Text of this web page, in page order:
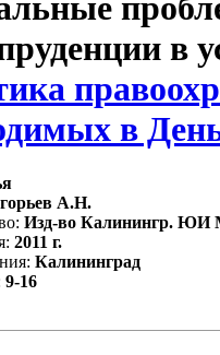
в
в
А.Н.
Изд-во Калинингр. ЮИ
2011 г.
Калининград
9-16